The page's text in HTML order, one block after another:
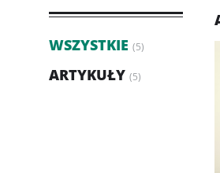
WSZYSTKIE (5)
ARTYKUŁY (5)